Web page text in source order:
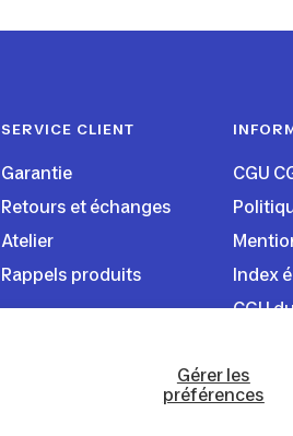
Gérer les
préférences
SERVICE CLIENT
Garantie
Retours et échanges
Atelier
Rappels produits
CGU
Index
CGU